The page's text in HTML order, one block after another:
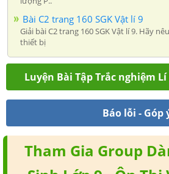
Bài C2 trang 160 SGK Vật lí 9
Giải bài C2 trang 160 SGK Vật lí 9. Hãy
thiết bị
Luyện Bài Tập Trắc nghiệm
Báo lỗi - Góp
Tham Gia Group